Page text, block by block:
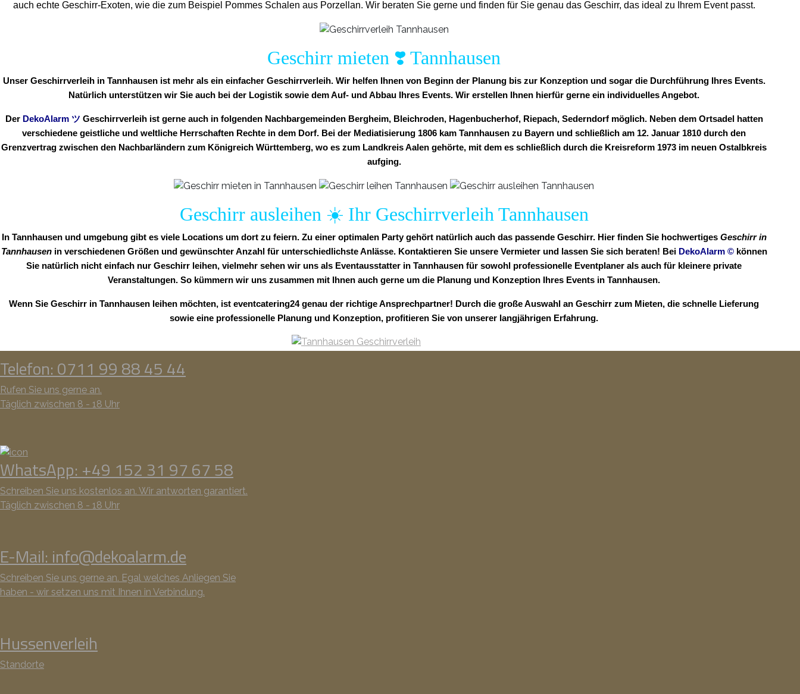
auch echte Geschirr-Exoten, wie die zum Beispiel Pommes Schalen aus Porzellan. Wir beraten Sie gerne und finden für Sie genau das Geschirr, das ideal zu Ihrem Event passt.
Geschirr mieten ❣️ Tannhausen
Unser Geschirrverleih in Tannhausen ist mehr als ein einfacher Geschirrverleih. Wir helfen Ihnen von Beginn der Planung bis zur Konzeption und sogar die Durchführung Ihres Events.
Natürlich unterstützen wir Sie auch bei der Logistik sowie dem Auf- und Abbau Ihres Events. Wir erstellen Ihnen hierfür gerne ein individuelles Angebot.
Der DekoAlarm ツ Geschirrverleih ist gerne auch in folgenden Nachbargemeinden Bergheim, Bleichroden, Hagenbucherhof, Riepach, Sederndorf möglich. Neben dem Ortsadel hatten
verschiedene geistliche und weltliche Herrschaften Rechte in dem Dorf. Bei der Mediatisierung 1806 kam Tannhausen zu Bayern und schließlich am 12. Januar 1810 durch den
Grenzvertrag zwischen den Nachbarländern zum Königreich Württemberg, wo es zum Landkreis Aalen gehörte, mit dem es schließlich durch die Kreisreform 1973 im neuen Ostalbkreis
aufging.
Geschirr ausleihen ☀️ Ihr Geschirrverleih Tannhausen
In Tannhausen und umgebung gibt es viele Locations um dort zu feiern. Zu einer optimalen Party gehört natürlich auch das passende Geschirr. Hier finden Sie hochwertiges Geschirr in
Tannhausenin verschiedenen Größen und gewünschter Anzahl für unterschiedlichste Anlässe. Kontaktieren Sie unsere Vermieter und lassen Sie sich beraten! Bei DekoAlarm © können
Sie natürlich nicht einfach nur Geschirr leihen, vielmehr sehen wir uns als Eventausstatter in Tannhausen für sowohl professionelle Eventplaner als auch für kleinere private
Veranstaltungen. So kümmern wir uns zusammen mit Ihnen auch gerne um die Planung und Konzeption Ihres Events in Tannhausen.
Wenn Sie Geschirr in Tannhausen leihen möchten, ist eventcatering24 genau der richtige Ansprechpartner! Durch die große Auswahl an Geschirr zum Mieten, die schnelle Lieferung
sowie eine professionelle Planung und Konzeption, profitieren Sie von unserer langjährigen Erfahrung.
Telefon: 0711 99 88 45 44
Rufen Sie uns gerne an.
Täglich zwischen 8 - 18 Uhr
WhatsApp: +49 152 31 97 67 58
Schreiben Sie uns kostenlos an. Wir antworten garantiert.
Täglich zwischen 8 - 18 Uhr
E-Mail: info@dekoalarm.de
Schreiben Sie uns gerne an. Egal welches Anliegen Sie
haben - wir setzen uns mit Ihnen in Verbindung.
Hussenverleih
Standorte